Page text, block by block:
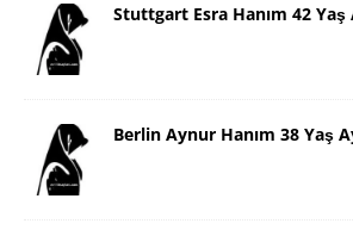
Stuttgart Esra Hanım 42 Yaş
Berlin Aynur Hanım 38 Yaş